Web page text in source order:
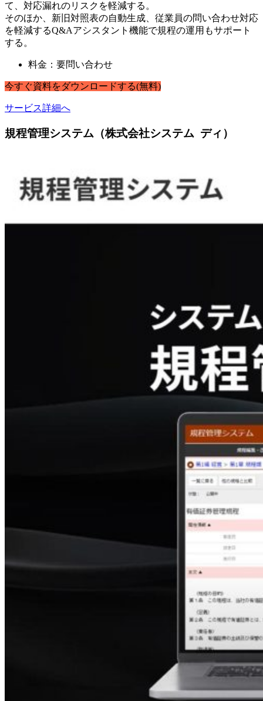
て、対応漏れのリスクを軽減する。
そのほか、新旧対照表の自動生成、従業員の問い合わせ対応
を軽減するQ&Aアシスタント機能で規程の運用もサポート
する。
料金：要問い合わせ
今すぐ資料をダウンロードする(無料)
サービス詳細へ
規程管理システム（株式会社システム ディ）